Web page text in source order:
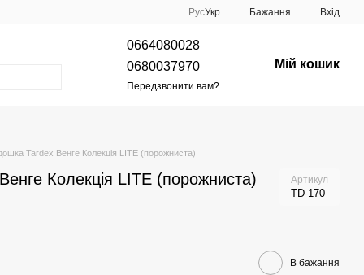
РусУкр Бажання Вхід
0664080028
0680037970
Передзвонити вам?
Мій кошик
Tardex Венге Колекція LITE (порожниста)
Колекція LITE (порожниста) Артикул
TD-170
В бажання